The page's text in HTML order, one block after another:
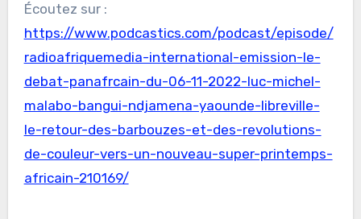
Écoutez sur :
https://www.podcastics.com/podcast/episode/
radioafriquemedia-international-emission-le-
debat-panafrcain-du-06-11-2022-luc-michel-
malabo-bangui-ndjamena-yaounde-libreville-
le-retour-des-barbouzes-et-des-revolutions-
de-couleur-vers-un-nouveau-super-printemps-
africain-210169/